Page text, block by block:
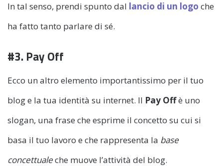
In tal senso, prendi spunto dal lancio di un logo che
ha fatto tanto parlare di sé.
#3. Pay Off
Ecco un altro elemento importantissimo per il tuo
blog e la tua identità su internet. Il Pay Offè uno
slogan, una frase che esprime il concetto su cui si
basa il tuo lavoro e che rappresenta la base
concettualeche muove l’attività del blog.